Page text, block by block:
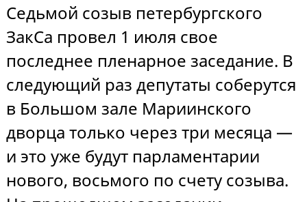
Седьмой созыв петербургского
ЗакСа провел 1 июля свое
последнее пленарное заседание. В
следующий раз депутаты соберутся
в Большом зале Мариинского
дворца только через три месяца —
и это уже будут парламентарии
нового, восьмого по счету созыва.